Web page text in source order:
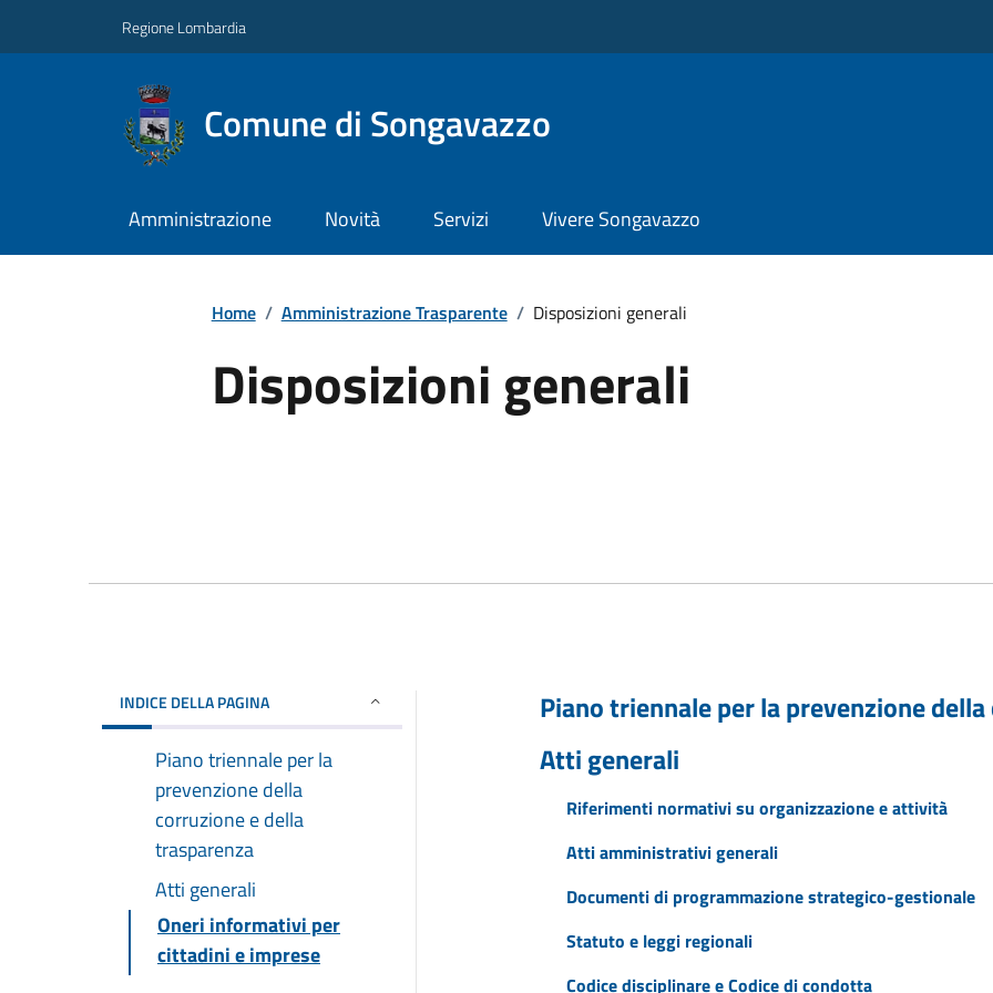
Regione Lombardia
Comune di Songavazzo
Amministrazione Novità Servizi Vivere Songavazzo
Home / Amministrazione Trasparente / Disposizioni generali
Disposizioni generali
INDICE DELLA PAGINA
Piano triennale per la
prevenzione della
corruzione e della
trasparenza
Atti generali
Oneri informativi per
cittadini e imprese
Piano triennale per la prevenzione
Atti generali
Riferimenti normativi su organizzazione e attività
Atti amministrativi generali
Documenti di programmazione strategico-gestionale
Statuto e leggi regionali
Codice disciplinare e Codice di condotta